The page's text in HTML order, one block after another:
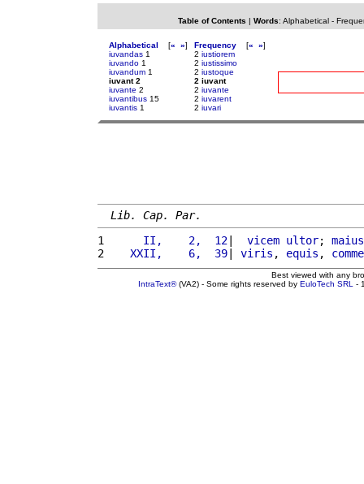
Table of Contents | Words: Alphabetical-
Alphabetical [« »]
iuvandas 1
iuvando 1
iuvandum 1
iuvant 2
iuvante 2
iuvantibus 15
iuvantis 1
Frequency [« »]
2 iustiorem
2 iustissimo
2 iustoque
2 iuvant
2 iuvante
2 iuvarent
2 iuvari
Lib. Cap. Par.
1
     II,    2,  12
| vicem ultor; maius
2
   XXII,    6,  39
| viris , equis ,
Best viewed with any
IntraText®(VA2) - Some rights reserved by EuloTech SRL -